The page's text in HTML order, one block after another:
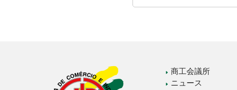
商工会議所
ニュース